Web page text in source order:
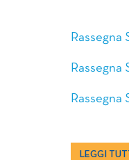
Rassegna
Rassegna
Rassegna
LEGGI